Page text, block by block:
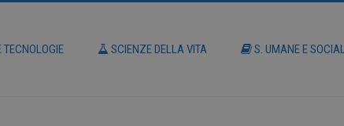
TECNOLOGIE SCIENZE DELLA VITA S. UMANE E